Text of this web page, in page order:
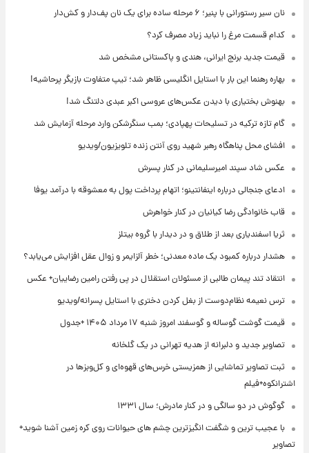
نان سیر رستورانی با پنیر؛ ۶ مرحله ساده برای یک نان پف‌دار و کش‌دار
کدام قسمت مرغ را نباید زیاد مصرف کرد؟
قیمت جدید برنج ایرانی، هندی و پاکستانی مشخص شد
بهاره رهنما این بار با استایل انگلیسی ظاهر شد؛ تیپ متفاوت بازیگر پرحاشیه!
بهنوش بختیاری با دیدن عکس‌های عروسی اکبر عبدی دلتنگ شد!
گام تازه ترکیه در تسلیحات پهپادی؛ بمب سنگرشکن وارد مرحله آزمایش شد
افشای محل پناهگاه‌ رهبر شهید روی آنتن زنده تلویزیون/ویدیو
عکس شاد سپند امیرسلیمانی در کنار پسرش
ادعای جنجالی درباره اینفانتینو؛ اتهام پرداخت پول به معشوقه با درآمد یوفا
قاب خانوادگی رضا کیانیان در کنار خواهرش
ثریا اسفندیاری بعد از طلاق و در دیدار با گروه بیتلز
هشدار درباره کمبود یک ماده معدنی؛ خطر آلزایمر و زوال عقل افزایش می‌یابد؟
انتقاد تند پیمان طالبی از مسئولان استقلال در پی رفتن رامین رضاییان+ عکس
ترس نعیمه نظام‌دوست از بغل کردن دختری با استایل پسرانه/ویدیو
قیمت گوشت گوساله و گوسفند امروز شنبه ۱۷ مرداد ۱۴۰۵ +جدول
تصاویر جدید و دلبرانه از هدیه تهرانی در یک گلخانه
ثبت تصاویر تماشایی از همزیستی خرس‌های قهوه‌ای و کل‌وبزها در
اشترانکوه+فیلم
گوگوش در دو سالگی و در کنار مادرش؛ سال ۱۳۳۱
با عجیب ترین و شگفت انگیزترین چشم های حیوانات روی کره زمین آشنا شوید+
تصاویر